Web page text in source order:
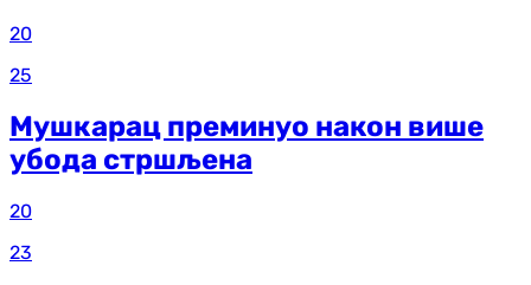
20
25
Мушкарац преминуо након више
убода стршљена
20
23